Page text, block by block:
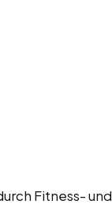
Fitness- und